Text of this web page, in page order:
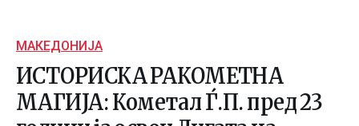
МАКЕДОНИЈА
ИСТОРИСКА РАКОМЕТНА
МАГИЈА: Кометал Ѓ.П. пред 23